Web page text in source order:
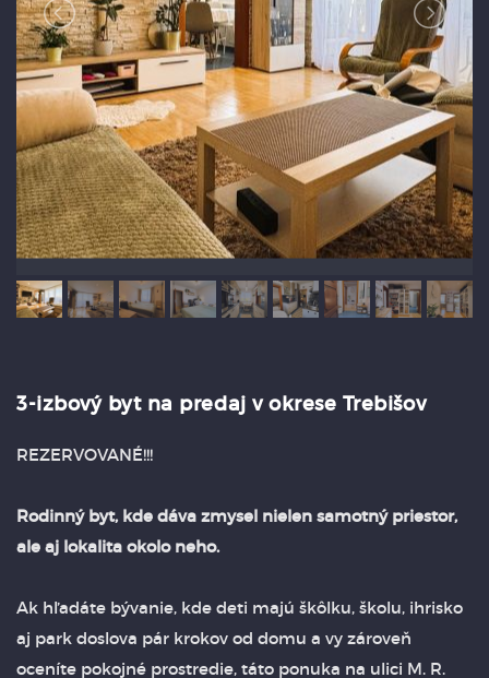
3-izbový byt na predaj v okrese Trebišov
REZERVOVANÉ!!!
Rodinný byt, kde dáva zmysel nielen samotný priestor,
ale aj lokalita okolo neho.
Ak hľadáte bývanie, kde deti majú škôlku, školu, ihrisko
aj park doslova pár krokov od domu a vy zároveň
oceníte pokojné prostredie, táto ponuka na ulici M. R.